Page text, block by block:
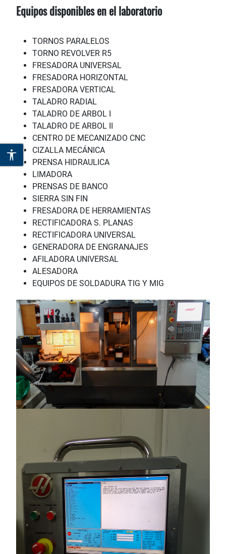
Equipos disponibles en el laboratorio
TORNOS PARALELOS
TORNO REVOLVER R5
FRESADORA UNIVERSAL
FRESADORA HORIZONTAL
FRESADORA VERTICAL
TALADRO RADIAL
TALADRO DE ARBOL I
TALADRO DE ARBOL II
CENTRO DE MECANIZADO CNC
CIZALLA MECÁNICA
PRENSA HIDRAULICA
LIMADORA
PRENSAS DE BANCO
SIERRA SIN FIN
FRESADORA DE HERRAMIENTAS
RECTIFICADORA S. PLANAS
RECTIFICADORA UNIVERSAL
GENERADORA DE ENGRANAJES
AFILADORA UNIVERSAL
ALESADORA
EQUIPOS DE SOLDADURA TIG Y MIG